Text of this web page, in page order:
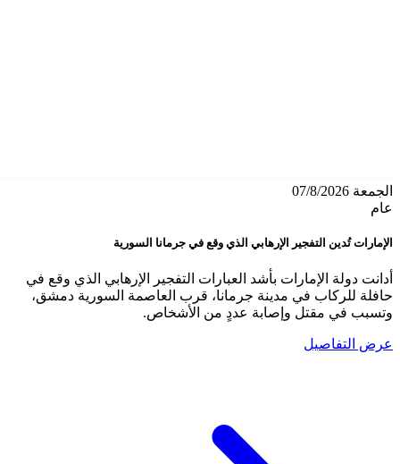
الجمعة 07/8/2026
عام
الإمارات تُدين التفجير الإرهابي الذي وقع في جرمانا السورية
أدانت دولة الإمارات بأشد العبارات التفجير الإرهابي الذي وقع في
حافلة للركاب في مدينة جرمانا، قرب العاصمة السورية دمشق،
وتسبب في مقتل وإصابة عددٍ من الأشخاص.
عرض التفاصيل